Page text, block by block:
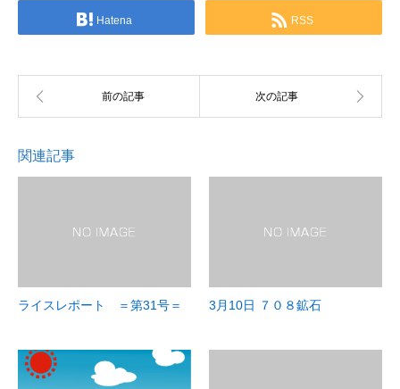
Hatena RSS
関連記事
ライスレポート ＝第31号＝ 3月10日 ７０８鉱石